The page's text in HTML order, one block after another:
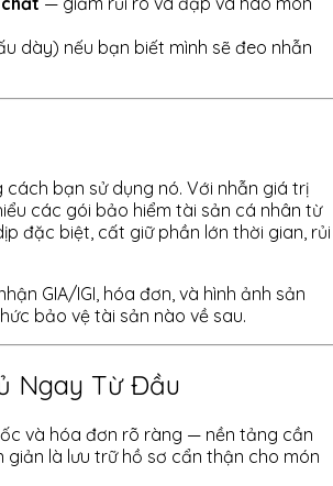
dày) nếu bạn biết mình sẽ đeo nhẫn
bạn sử dụng nó. Với nhẫn giá trị
các gói bảo hiểm tài sản cá nhân từ
đặc biệt, cất giữ phần lớn thời gian, rủi
GIA/IGI, hóa đơn, và hình ảnh sản
bảo vệ tài sản nào về sau.
Ngay Từ Đầu
và hóa đơn rõ ràng — nền tảng cần
là lưu trữ hồ sơ cẩn thận cho món